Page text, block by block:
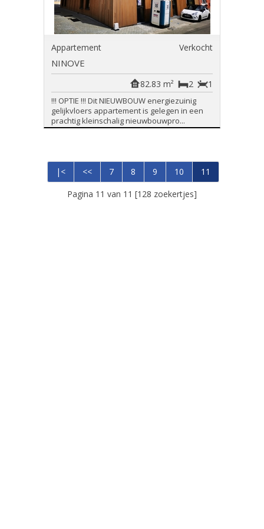
Appartement Verkocht
NINOVE
1
2
82.83 m²
!!! OPTIE !!! Dit NIEUWBOUW energiezuinig
gelijkvloers appartement is gelegen in een
prachtig kleinschalig nieuwbouwpro...
|< << 7 8 9 10
11
Pagina 11 van 11 [128 zoekertjes]